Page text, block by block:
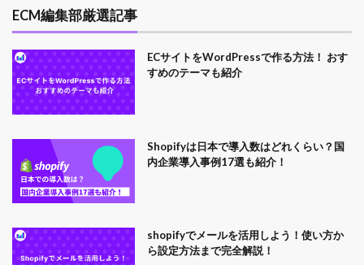
ECM編集部厳選記事
ECサイトをWordPressで作る方法！ おす
すめのテーマも紹介
Shopifyは日本で導入数はどれくらい？国
内企業導入事例17選も紹介！
shopifyでメールを活用しよう！使い方か
ら設定方法まで完全解説！